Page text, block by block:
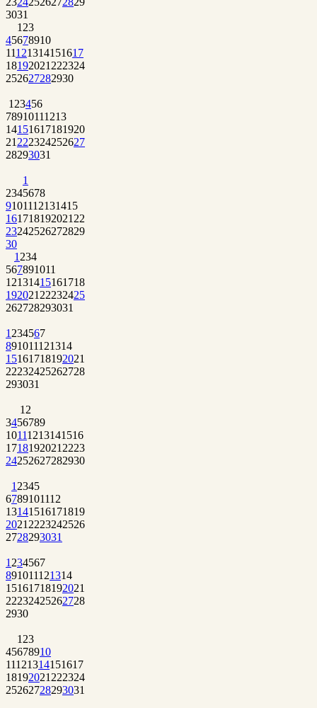
3031
1 23
45678910
11121314151617
18192021 222324
252627282930
1 23456
78910111213
14151617181920
21 222324252627
28293031
1
2345678
9101112131415
161718192021 22
23242526272829
30
1 234
567891011
12131415161718
192021 22232425
262728293031
1 234567
891011121314
15161718192021
22232425262728
293031
1 2
3456789
10111213141516
1718192021 2223
24252627282930
1 2345
6789101112
13141516171819
2021 2223242526
2728293031
1 234567
891011121314
15161718192021
22232425262728
2930
1 23
45678910
11121314151617
18192021 222324
25262728293031